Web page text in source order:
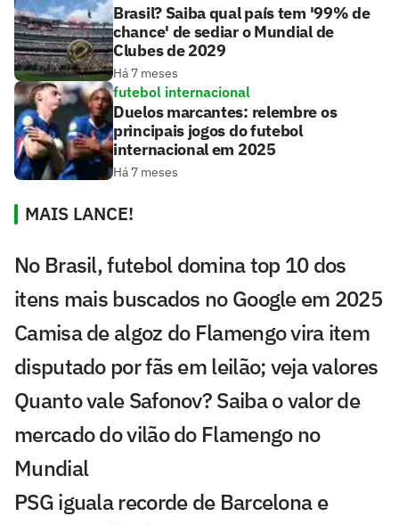
Brasil? Saiba qual país tem '99% de
chance' de sediar o Mundial de
Clubes de 2029
Há 7 meses
futebol internacional
Duelos marcantes: relembre os
principais jogos do futebol
internacional em 2025
Há 7 meses
MAIS LANCE!
No Brasil, futebol domina top 10 dos
itens mais buscados no Google em 2025
Camisa de algoz do Flamengo vira item
disputado por fãs em leilão; veja valores
Quanto vale Safonov? Saiba o valor de
mercado do vilão do Flamengo no
Mundial
PSG iguala recorde de Barcelona e